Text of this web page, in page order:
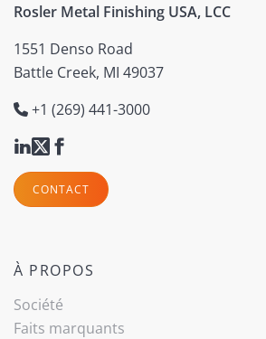
Rosler Metal Finishing USA, LCC
1551 Denso Road
Battle Creek, MI 49037
+1 (269) 441-3000
CONTACT
À PROPOS
Société
Faits marquants